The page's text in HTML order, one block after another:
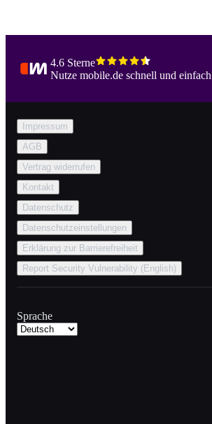
4.6 Sterne
Nutze mobile.de schnell und einfach
Impressum
AGB
Vertrag widerrufen
Kontakt
Datenschutz
Datenschutzeinstellungen
Erklärung zur Barrierefreiheit
Report Security Vulnerability (English)
Sprache